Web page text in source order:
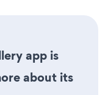
app is
about its